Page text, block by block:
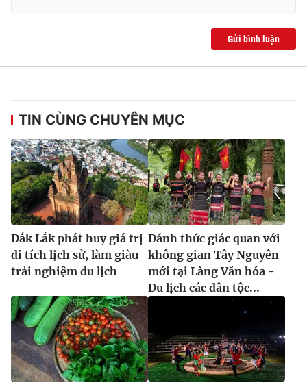
Gửi bình luận
TIN CÙNG CHUYÊN MỤC
Đắk Lắk phát huy giá trị
di tích lịch sử, làm giàu
trải nghiệm du lịch
Đánh thức giác quan với
không gian Tây Nguyên
mới tại Làng Văn hóa -
Du lịch các dân tộc...